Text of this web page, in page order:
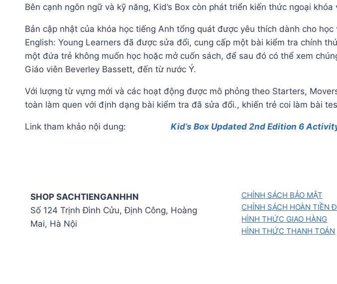
Bên cạnh ngôn ngữ và kỹ năng, Kid’s Box còn phát triển kiến ​​thức ngoại
Bản cập nhật của khóa học tiếng Anh tổng quát được yêu thích dành cho
English: Young Learners đã được sửa đổi, cung cấp một bài kiểm tra chính
một đứa trẻ không muốn học hoặc mở cuốn sách, để sau đó có thể xem
Giáo viên Beverley Bassett, đến từ nước Ý.
Với lượng từ vựng mới và các hoạt động được mô phỏng theo Starters,
toàn làm quen với định dạng bài kiểm tra đã sửa đổi., khiến trẻ coi làm bài
Link tham khảo nội dung:Kid’s Box Updated 2nd Edition 6
SHOP SACHTIENGANHHN
Số 124 Trịnh Đình Cửu, Định Công, Hoàng
Mai, Hà Nội
CHÍNH SÁCH BẢO MẬT
CHÍNH SÁCH HOÀN TIỀN
HÌNH THỨC GIAO HÀNG
HÌNH THỨC THANH TOÁN